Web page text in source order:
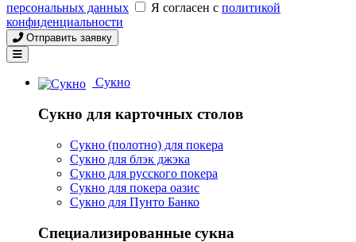
персональных данных
Я согласен с политикой
конфиденциальности
Отправить заявку
Сукно
Сукно для карточных столов
Сукно (полотно) для покера
Сукно для блэк джэка
Сукно для русского покера
Сукно для покера оазис
Сукно для Пунто Банко
Специализированные сукна